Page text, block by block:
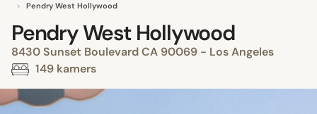
Pendry West Hollywood
Pendry West Hollywood
8430 Sunset Boulevard CA 90069 - Los Angeles
149 kamers